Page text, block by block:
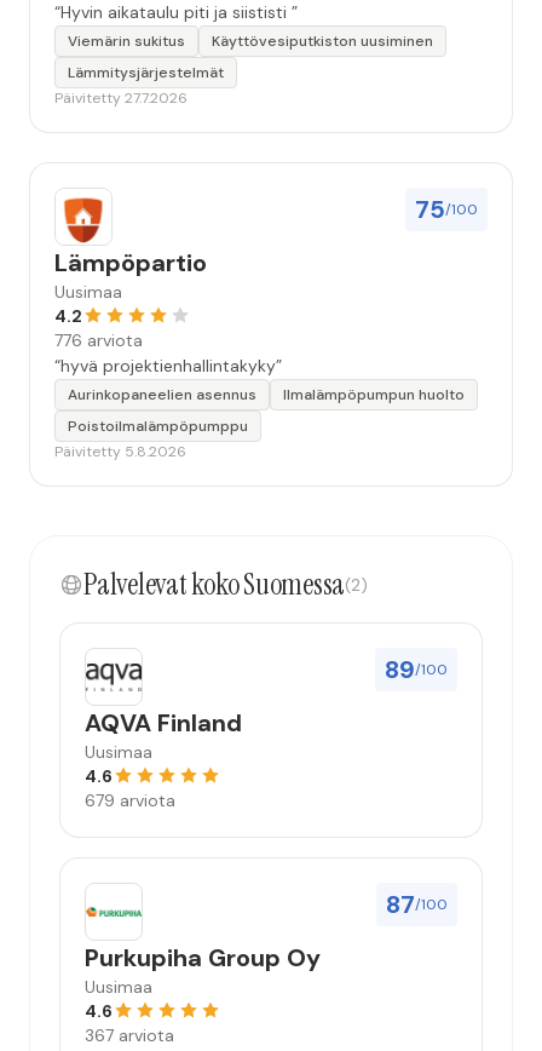
“Hyvin aikataulu piti ja siististi ”
Viemärin sukitus
Käyttövesiputkiston uusiminen
Lämmitysjärjestelmät
Päivitetty 27.7.2026
75/100
Lämpöpartio
Uusimaa
4.2
776 arviota
“hyvä projektienhallintakyky”
Aurinkopaneelien asennus
Ilmalämpöpumpun huolto
Poistoilmalämpöpumppu
Päivitetty 5.8.2026
Palvelevat koko Suomessa(2)
89/100
AQVA Finland
Uusimaa
4.6
679 arviota
87/100
Purkupiha Group Oy
Uusimaa
4.6
367 arviota